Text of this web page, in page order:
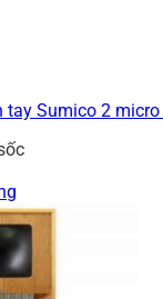
tay Sumico 2 micro